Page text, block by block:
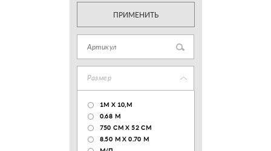
ПРИМЕНИТЬ
Размер
1М Х 10,М
0.68 M
750 CM X 52 CM
8.50 М X 0.70 М